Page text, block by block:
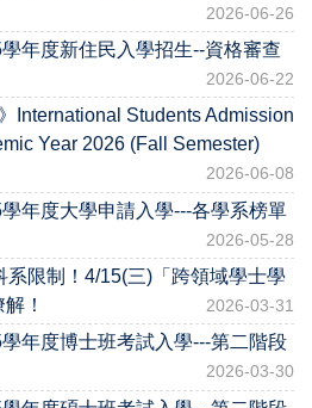
2026-06-26
學年度新住民入學招生--資格審查
2026-06-22
International Students Admission
Year 2026 (Fall Semester)
2026-06-08
學年度大學申請入學---各學系榜單
2026-05-28
系限制！4/15(三)「跨領域學士學
！
2026-03-31
學年度博士班考試入學---第二階段
2026-03-30